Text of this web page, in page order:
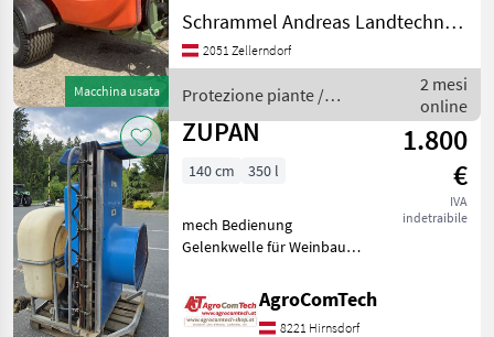
Macchina usata
Zeilenbreite bis 3, 5m,
Tunnelweite 1100mm,
Verschiebung mit 4
Höhenverstellung und
hydrau
Schrammel Andreas Landtechnik und Handel, Metalltechnik e.U.
2051 Zellerndorf
Protezione piante /
Lipco
2 mesi
online
ZUPAN
1.800
€
IVA
indetraibile
140 cm 350 l
mech Bedienung
Gelenkwelle für Weinbau
NebulizzatoriAgroComTech
8221 Hirnsdorf